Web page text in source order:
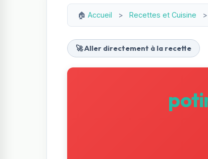
🏠 Accueil > Recettes et Cuisine >
🚀 Aller directement à la recette